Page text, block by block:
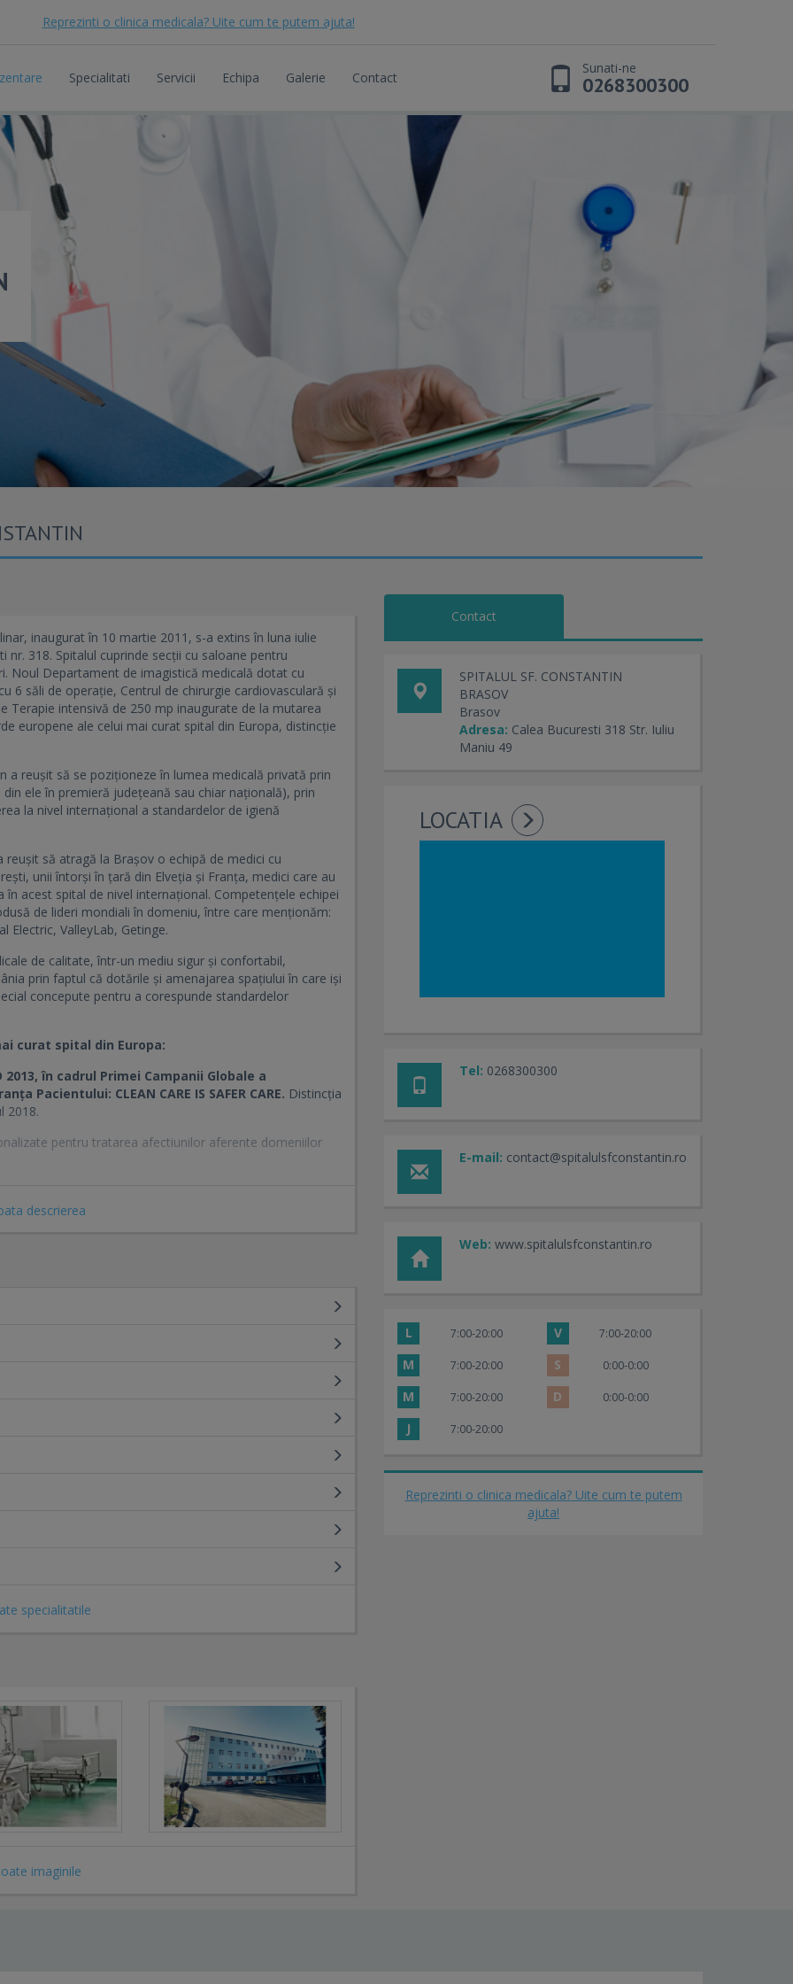
Reprezinti o clinica medicala? Uite cum te putem ajuta!
Specialitati Servicii Echipa Galerie Contact
Sunati-ne
0268300300
descrierea
inaugurat în 10 martie 2011, s-a extins în luna iulie
318. Spitalul cuprinde secții cu saloane pentru
Noul Departament de imagistică medicală dotat cu
6 săli de operație, Centrul de chirurgie cardiovasculară și
Terapie intensivă de 250 mp inaugurate de la mutarea
europene ale celui mai curat spital din Europa, distincție
a reușit să se poziționeze în lumea medicală privată prin
ele în premieră județeană sau chiar națională), prin
la nivel internațional a standardelor de igienă
reușit să atragă la Brașov o echipă de medici cu
unii întorși în țară din Elveția și Franța, medici care au
acest spital de nivel internațional. Competențele echipei
de lideri mondiali în domeniu, între care menționăm:
Electric, ValleyLab, Getinge.
de calitate, într-un mediu sigur și confortabil,
prin faptul că dotările și amenajarea spațiului în care iși
concepute pentru a corespunde standardelor
curat spital din Europa:
2013, în cadrul Primei Campanii Globale a
Pacientului: CLEAN CARE IS SAFER CARE. Distincția
2018.
pentru tratarea afectiunilor aferente domeniilor
specialitatile
imaginile
Contact
SPITALUL SF. CONSTANTIN
BRASOV
Brasov
Adresa: Calea Bucuresti 318 Str. Iuliu
Maniu 49
LOCATIA
Tel: 0268300300
E-mail: contact@spitalulsfconstantin.ro
Web: www.spitalulsfconstantin.ro
L 7:00-20:00 V 7:00-20:00
M 7:00-20:00 S 0:00-0:00
M 7:00-20:00 D 0:00-0:00
J 7:00-20:00
Reprezinti o clinica medicala? Uite cum te putem
ajuta!